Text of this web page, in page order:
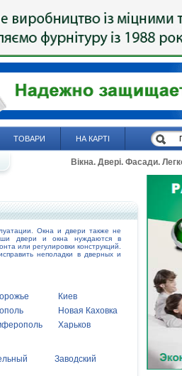
ТОВАРИ НА КАРТІ
Вікна. Двері. Фасади.
Окна и двери также не
двери и окна нуждаются в
или регулировки конструкций.
неполадки в дверных и
Киев
Новая Каховка
Харьков
Заводский